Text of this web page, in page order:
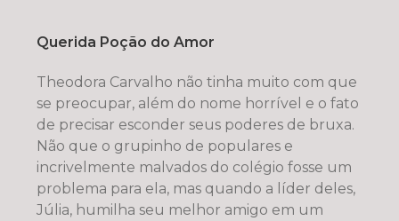
Querida Poção do Amor
Theodora Carvalho não tinha muito com que
se preocupar, além do nome horrível e o fato
de precisar esconder seus poderes de bruxa.
Não que o grupinho de populares e
incrivelmente malvados do colégio fosse um
problema para ela, mas quando a líder deles,
Júlia, humilha seu melhor amigo em um